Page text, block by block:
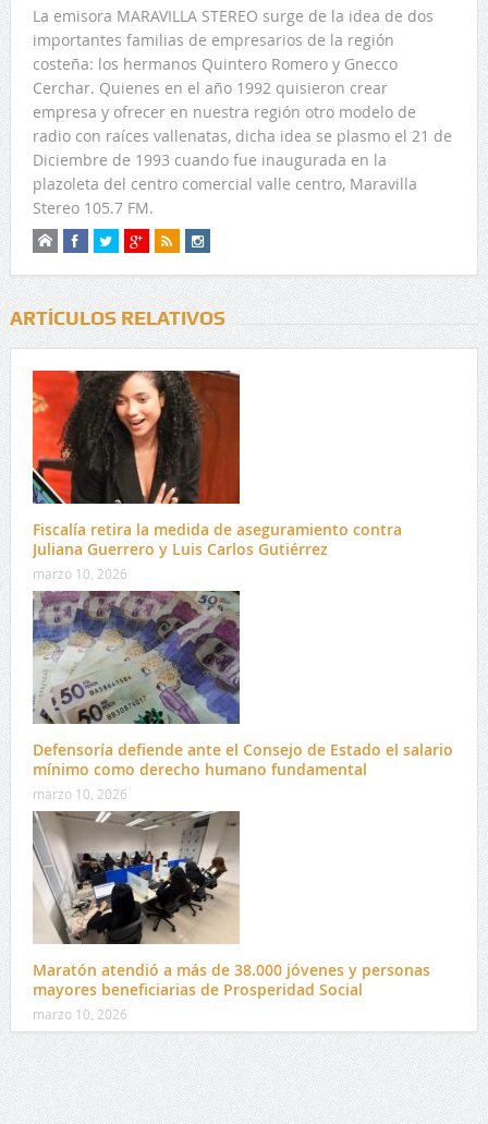
La emisora MARAVILLA STEREO surge de la idea de dos
importantes familias de empresarios de la región
costeña: los hermanos Quintero Romero y Gnecco
Cerchar. Quienes en el año 1992 quisieron crear
empresa y ofrecer en nuestra región otro modelo de
radio con raíces vallenatas, dicha idea se plasmo el 21 de
Diciembre de 1993 cuando fue inaugurada en la
plazoleta del centro comercial valle centro, Maravilla
Stereo 105.7 FM.
ARTÍCULOS RELATIVOS
Fiscalía retira la medida de aseguramiento contra
Juliana Guerrero y Luis Carlos Gutiérrez
marzo 10, 2026
Defensoría defiende ante el Consejo de Estado el salario
mínimo como derecho humano fundamental
marzo 10, 2026
Maratón atendió a más de 38.000 jóvenes y personas
mayores beneficiarias de Prosperidad Social
marzo 10, 2026